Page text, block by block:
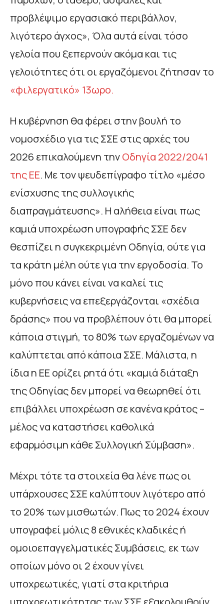
προβλέψιμο εργασιακό περιβάλλον,
λιγότερο άγχος», Όλα αυτά είναι τόσο
γελοία που ξεπερνούν ακόμα και τις
γελοιότητες ότι οι εργαζόμενοι ζήτησαν το
«φιλεργατικό» 13ωρο.
Η κυβέρνηση θα φέρει στην βουλή το
νομοσχέδιο για τις ΣΣΕ στις αρχές του
2026 επικαλούμενη τηνΟδηγία 2022/2041
της ΕΕ. Με τον ψευδεπίγραφο τίτλο «μέσο
ενίσχυσης της συλλογικής
διαπραγμάτευσης». Η αλήθεια είναι πως
καμιά υποχρέωση υπογραφής ΣΣΕ δεν
θεσπίζει η συγκεκριμένη Οδηγία, ούτε για
τα κράτη μέλη ούτε για την εργοδοσία. Το
μόνο που κάνει είναι να καλεί τις
κυβερνήσεις να επεξεργάζονται «σχέδια
δράσης» που να προβλέπουν ότι θα μπορεί
κάποια στιγμή, το 80% των εργαζομένων να
καλύπτεται από κάποια ΣΣΕ. Μάλιστα, η
ίδια η ΕΕ ορίζει ρητά ότι «καμιά διάταξη
της Οδηγίας δεν μπορεί να θεωρηθεί ότι
επιβάλλει υποχρέωση σε κανένα κράτος –
μέλος να καταστήσει καθολικά
εφαρμόσιμη κάθε Συλλογική Σύμβαση».
Μέχρι τότε τα στοιχεία θα λένε πως οι
υπάρχουσες ΣΣΕ καλύπτουν λιγότερο από
το 20% των μισθωτών. Πως το 2024 έχουν
υπογραφεί μόλις 8 εθνικές κλαδικές ή
ομοιοεπαγγελματικές Συμβάσεις, εκ των
οποίων μόνο οι 2 έχουν γίνει
υποχρεωτικές, γιατί στα κριτήρια